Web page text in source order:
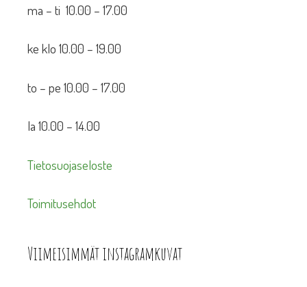
ma – ti 10.00 – 17.00
ke klo 10.00 – 19.00
to – pe 10.00 – 17.00
la 10.00 – 14.00
Tietosuojaseloste
Toimitusehdot
Viimeisimmät instagramkuvat